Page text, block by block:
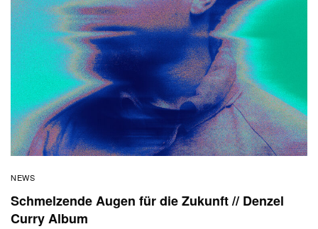
NEWS
Schmelzende Augen für die Zukunft // Denzel
Curry Album